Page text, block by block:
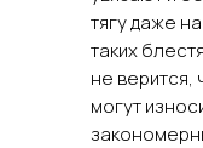
тягу даже
таких
не верится,
могут